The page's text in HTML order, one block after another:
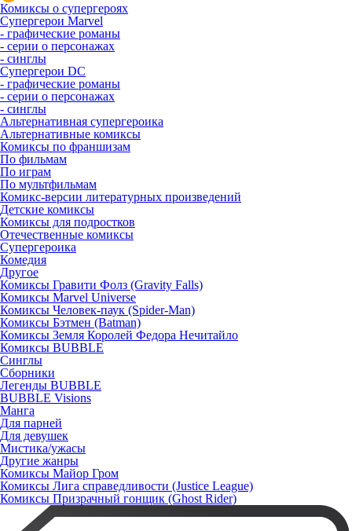
Комиксы о супергероях
Супергерои Marvel
- графические романы
- серии о персонажах
- синглы
Супергерои DC
- графические романы
- серии о персонажах
- синглы
Альтернативная супергероика
Альтернативные комиксы
Комиксы по франшизам
По фильмам
По играм
По мультфильмам
Комикс-версии литературных произведений
Детские комиксы
Комиксы для подростков
Отечественные комиксы
Супергероика
Комедия
Другое
Комиксы Гравити Фолз (Gravity Falls)
Комиксы Marvel Universe
Комиксы Человек-паук (Spider-Man)
Комиксы Бэтмен (Batman)
Комиксы Земля Королей Федора Нечитайло
Комиксы BUBBLE
Синглы
Сборники
Легенды BUBBLE
BUBBLE Visions
Манга
Для парней
Для девушек
Мистика/ужасы
Другие жанры
Комиксы Майор Гром
Комиксы Лига справедливости (Justice League)
Комиксы Призрачный гонщик (Ghost Rider)